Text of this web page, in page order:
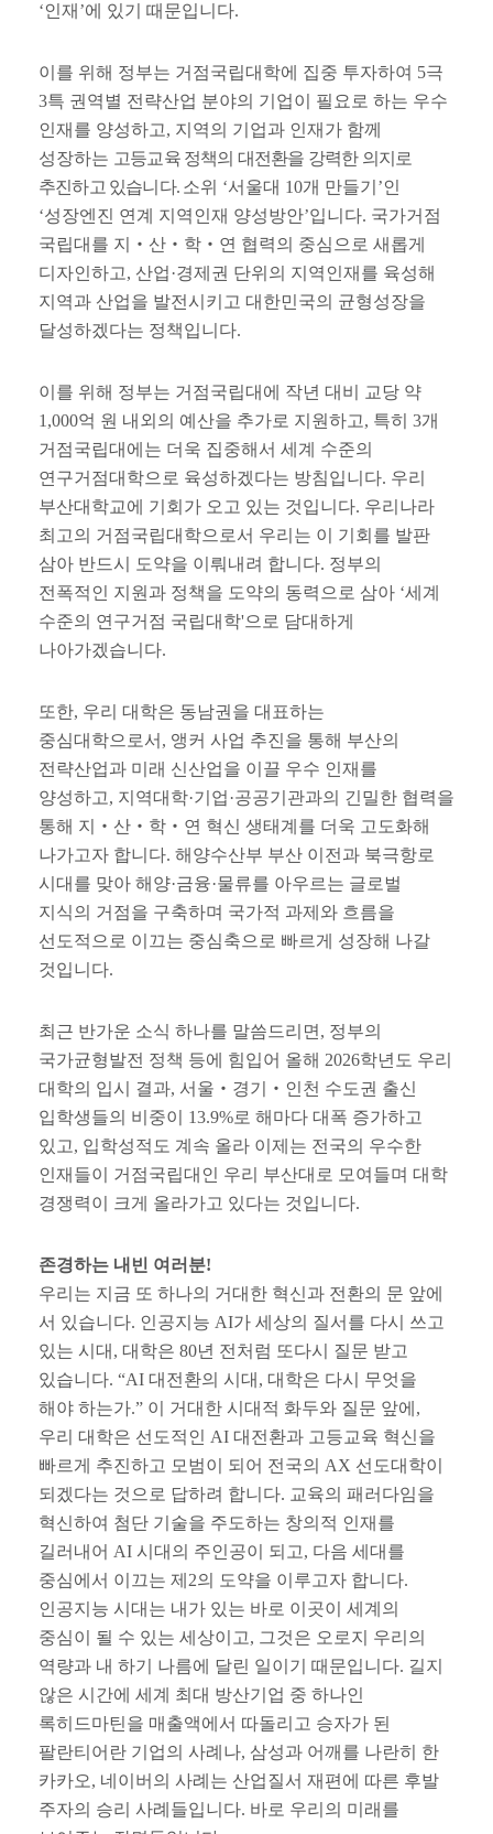
‘인재 ’에 있기 때문입니다.
이를 위해 정부는 거점국립대학에 집중 투자하여 5극
3특 권역별 전략산업 분야의 기업이 필요로 하는 우수
인재를 양성하고, 지역의 기업과 인재가 함께
성장하는 고등교육 정책의 대전환을 강력한 의지로
추진하고 있습니다. 소위 ‘서울대 10개 만들기 ’인
‘성장엔진 연계 지역인재 양성방안’입니다. 국가거점
국립대를 지
‧ 산 ‧ 학 ‧ 연 협력의 중심으로 새롭게
디자인하고, 산업 ·경제권 단위의 지역인재를 육성해
지역과 산업을 발전시키고 대한민국의 균형성장을
달성하겠다는 정책입니다.
이를 위해 정부는 거점국립대에 작년 대비 교당 약
1,000억 원 내외의 예산을 추가로 지원하고, 특히 3개
거점국립대에는 더욱 집중해서 세계 수준의
연구거점대학으로 육성하겠다는 방침입니다. 우리
부산대학교에 기회가 오고 있는 것입니다. 우리나라
최고의 거점국립대학으로서 우리는 이 기회를 발판
삼아 반드시 도약을 이뤄내려 합니다. 정부의
전폭적인 지원과 정책을 도약의 동력으로 삼아 ‘세계
수준의 연구거점 국립대학'으로 담대하게
나아가겠습니다.
또한, 우리 대학은 동남권을 대표하는
중심대학으로서 , 앵커 사업 추진을 통해 부산의
전략산업과 미래 신산업을 이끌 우수 인재를
양성하고, 지역대학·기업 ·공공기관과의 긴밀한 협력을
통해 지
‧ 산 ‧ 학 ‧ 연 혁신 생태계를 더욱 고도화해
나가고자 합니다. 해양수산부 부산 이전과 북극항로
시대를 맞아 해양·금융·물류를 아우르는 글로벌
지식의 거점을 구축하며 국가적 과제와 흐름을
선도적으로 이끄는 중심축으로 빠르게 성장해 나갈
것입니다.
최근 반가운 소식 하나를 말씀드리면 , 정부의
국가균형발전 정책 등에 힘입어 올해 2026학년도 우리
대학의 입시 결과, 서울 ‧ 경기 ‧ 인천 수도권 출신
입학생들의 비중이 13.9%로 해마다 대폭 증가하고
있고, 입학성적도 계속 올라 이제는 전국의 우수한
인재들이 거점국립대인 우리 부산대로 모여들며 대학
경쟁력이 크게 올라가고 있다는 것입니다.
존경하는 내빈 여러분!
우리는 지금 또 하나의 거대한 혁신과 전환의 문 앞에
서 있습니다. 인공지능 AI가 세상의 질서를 다시 쓰고
있는 시대 , 대학은 80년 전처럼 또다시 질문 받고
있습니다. “AI 대전환의 시대 , 대학은 다시 무엇을
해야 하는가.” 이 거대한 시대적 화두와 질문 앞에 ,
우리 대학은 선도적인 AI 대전환과 고등교육 혁신을
빠르게 추진하고 모범이 되어 전국의 AX 선도대학이
되겠다는 것으로 답하려 합니다. 교육의 패러다임을
혁신하여 첨단 기술을 주도하는 창의적 인재를
길러내어 AI 시대의 주인공이 되고, 다음 세대를
중심에서 이끄는 제 2의 도약을 이루고자 합니다.
인공지능 시대는 내가 있는 바로 이곳이 세계의
중심이 될 수 있는 세상이고, 그것은 오로지 우리의
역량과 내 하기 나름에 달린 일이기 때문입니다. 길지
않은 시간에 세계 최대 방산기업 중 하나인
록히드마틴을 매출액에서 따돌리고 승자가 된
팔란티어란 기업의 사례나, 삼성과 어깨를 나란히 한
카카오, 네이버의 사례는 산업질서 재편에 따른 후발
주자의 승리 사례들입니다. 바로 우리의 미래를